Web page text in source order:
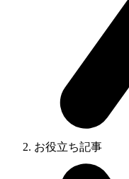
お役立ち記事